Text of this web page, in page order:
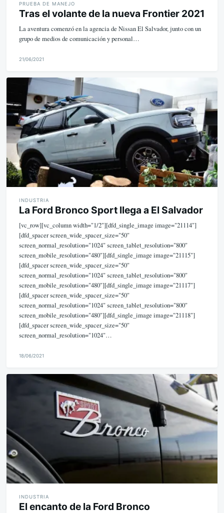
PRUEBA DE MANEJO
Tras el volante de la nueva Frontier 2021
La aventura comenzó en la agencia de Nissan El Salvador, junto con un
grupo de medios de comunicación y personal…
21/06/2021
INDUSTRIA
La Ford Bronco Sport llega a El Salvador
[vc_row][vc_column width="1/2"][dfd_single_image image="21114"]
[dfd_spacer screen_wide_spacer_size="50"
screen_normal_resolution="1024" screen_tablet_resolution="800"
screen_mobile_resolution="480"][dfd_single_image image="21115"]
[dfd_spacer screen_wide_spacer_size="50"
screen_normal_resolution="1024" screen_tablet_resolution="800"
screen_mobile_resolution="480"][dfd_single_image image="21117"]
[dfd_spacer screen_wide_spacer_size="50"
screen_normal_resolution="1024" screen_tablet_resolution="800"
screen_mobile_resolution="480"][dfd_single_image image="21118"]
[dfd_spacer screen_wide_spacer_size="50"
screen_normal_resolution="1024"…
18/06/2021
INDUSTRIA
El encanto de la Ford Bronco